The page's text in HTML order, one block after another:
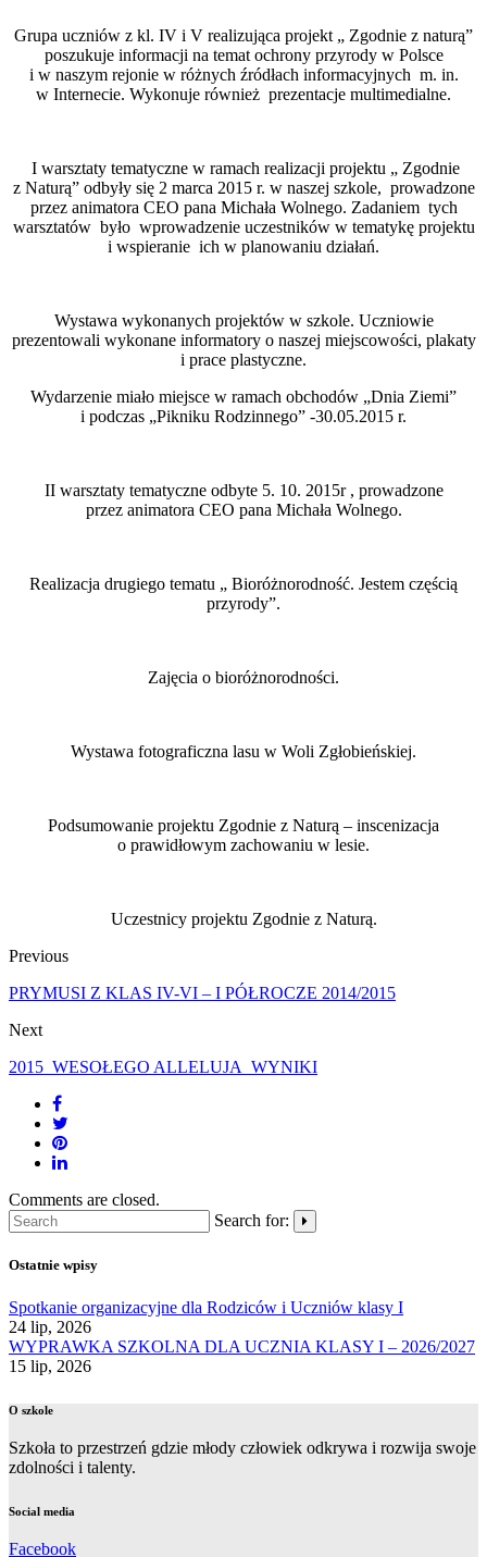
Grupa uczniów z kl. IV i V realizująca projekt „ Zgodnie z naturą”
poszukuje informacji na temat ochrony przyrody w Polsce
i w naszym rejonie w różnych źródłach informacyjnych m. in.
w Internecie. Wykonuje również prezentacje multimedialne.
I warsztaty tematyczne w ramach realizacji projektu „ Zgodnie
z Naturą” odbyły się 2 marca 2015 r. w naszej szkole, prowadzone
przez animatora CEO pana Michała Wolnego. Zadaniem tych
warsztatów było wprowadzenie uczestników w tematykę projektu
i wspieranie ich w planowaniu działań.
Wystawa wykonanych projektów w szkole. Uczniowie
prezentowali wykonane informatory o naszej miejscowości, plakaty
i prace plastyczne.
Wydarzenie miało miejsce w ramach obchodów „Dnia Ziemi”
i podczas „Pikniku Rodzinnego” -30.05.2015 r.
II warsztaty tematyczne odbyte 5. 10. 2015r , prowadzone
przez animatora CEO pana Michała Wolnego.
Realizacja drugiego tematu „ Bioróżnorodność. Jestem częścią
przyrody”.
Zajęcia o bioróżnorodności.
Wystawa fotograficzna lasu w Woli Zgłobieńskiej.
Podsumowanie projektu Zgodnie z Naturą – inscenizacja
o prawidłowym zachowaniu w lesie.
Uczestnicy projektu Zgodnie z Naturą.
Previous
PRYMUSI Z KLAS IV-VI – I PÓŁROCZE 2014/2015
Next
2015_WESOŁEGO ALLELUJA_WYNIKI
Comments are closed.
Search for:
Ostatnie wpisy
Spotkanie organizacyjne dla Rodziców i Uczniów klasy I
24 lip, 2026
WYPRAWKA SZKOLNA DLA UCZNIA KLASY I – 2026/2027
15 lip, 2026
O szkole
Szkoła to przestrzeń gdzie młody człowiek odkrywa i rozwija swoje
zdolności i talenty.
Social media
Facebook